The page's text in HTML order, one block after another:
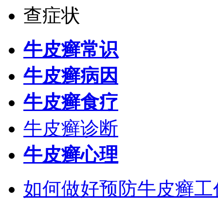
查症状
牛皮癣常识
牛皮癣病因
牛皮癣食疗
牛皮癣诊断
牛皮癣心理
如何做好预防牛皮癣工